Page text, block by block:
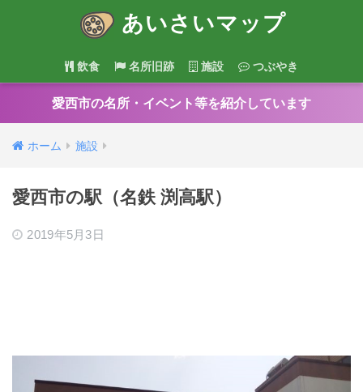
あいさいマップ
飲食 名所旧跡 施設 つぶやき
愛西市の名所・イベント等を紹介しています
ホーム 施設
愛西市の駅（名鉄 渕高駅）
2019年5月3日